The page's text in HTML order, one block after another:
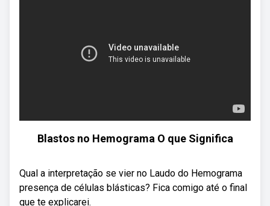
Blastos no Hemograma O que Significa
Qual a interpretação se vier no Laudo do Hemograma
presença de células blásticas? Fica comigo até o final
que te explicarei.